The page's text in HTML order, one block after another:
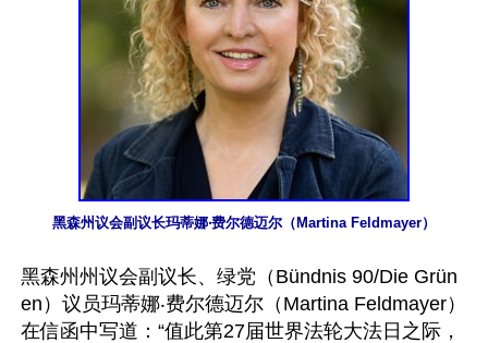
黑森州议会副议长玛蒂娜‧费尔德迈尔（Martina Feldmayer）
黑森州州议会副议长、绿党（Bündnis 90/Die Grün
en）议员玛蒂娜‧费尔德迈尔（Martina Feldmayer）
在信函中写道：“值此第27届世界法轮大法日之际，